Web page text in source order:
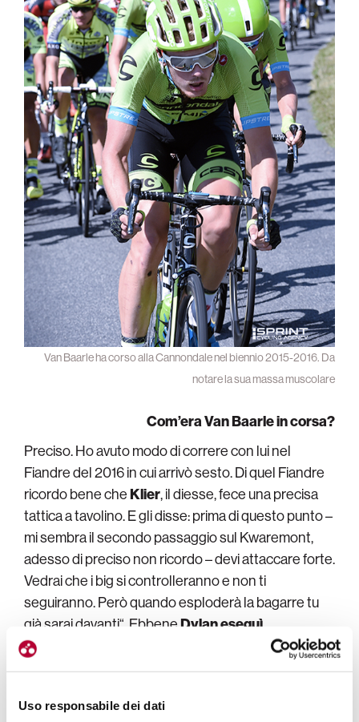
Uso responsabile dei dati
Van Baarle ha corso alla Cannondale nel biennio 2015-2016. Da
notare la sua massa muscolare
Com’era Van Baarle in corsa?
Preciso. Ho avuto modo di correre con lui nel
Fiandre del 2016 in cui arrivò sesto. Di quel Fiandre
ricordo bene cheKlier, il diesse, fece una precisa
tattica a tavolino. E gli disse: prima di questo punto –
mi sembra il secondo passaggio sul Kwaremont,
adesso di preciso non ricordo – devi attaccare forte.
Vedrai che i big si controlleranno e non ti
seguiranno. Però quando esploderà la bagarre tu
già sarai davanti“. EbbeneDylan eseguì
quell’ordine al dettaglio.
Quindi, soprattutto se ha
la gamba, è molto preciso, non sbaglia nulla. Un
sbagliato. Ci sta bene: con la testa e con le gambe.